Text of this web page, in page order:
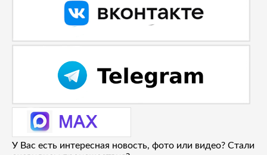
У Вас есть интересная новость, фото или видео? Стали